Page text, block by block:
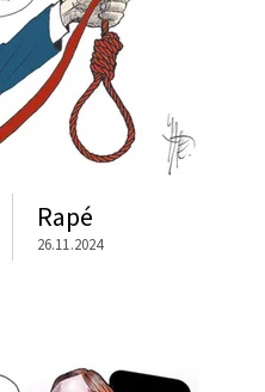
Rapé
26.11.2024